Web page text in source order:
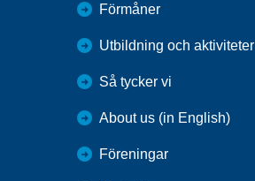
Förmåner
Utbildning och aktiviteter
Så tycker vi
About us (in English)
Föreningar